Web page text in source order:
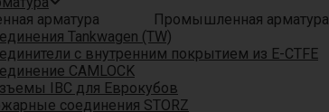
Промышленная арматура
Tankwagen (TW)
с внутренним покрытием из E-CTFE
CAMLOCK
IBC для Еврокубов
соединения STORZ